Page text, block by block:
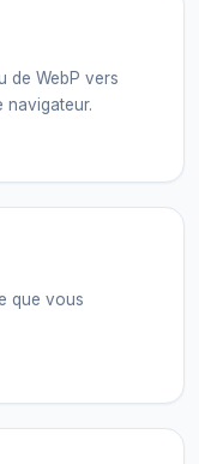
de WebP vers
navigateur.
que vous